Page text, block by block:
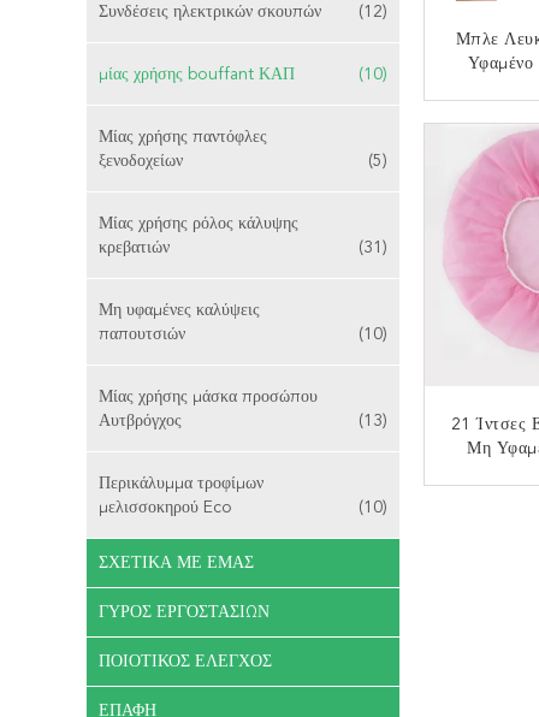
Συνδέσεις ηλεκτρικών σκουπών (12)
μίας χρήσης bouffant ΚΑΠ (10)
Μίας χρήσης παντόφλες
ξενοδοχείων
(5)
Μίας χρήσης ρόλος κάλυψης
κρεβατιών
(31)
Μη υφαμένες καλύψεις
παπουτσιών
(10)
Μίας χρήσης μάσκα προσώπου
Αυτβρόγχος
(13)
Περικάλυμμα τροφίμων
μελισσοκηρού Eco
(10)
ΣΧΕΤΙΚΆ ΜΕ ΕΜΆΣ
ΓΎΡΟΣ ΕΡΓΟΣΤΑΣΊΩΝ
ΠΟΙΟΤΙΚΌΣ ΈΛΕΓΧΟΣ
ΕΠΑΦΉ
Μπλε
Υφαμένο
21 Ίντσες
Μη